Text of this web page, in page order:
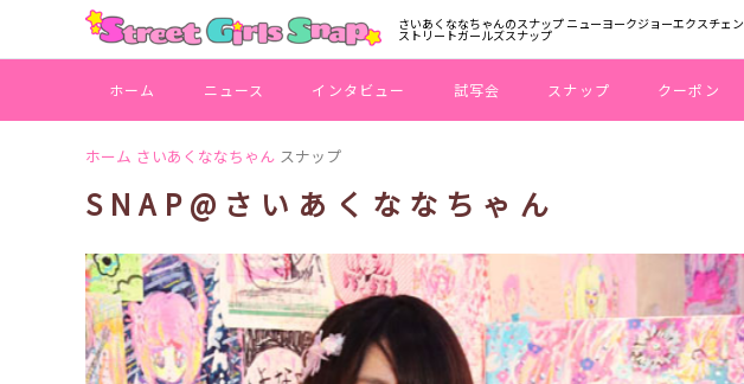
さいあくななちゃんのスナップ ニューヨークジョーエクスチェ
ストリートガールズスナップ
ホーム ニュース インタビュー 試写会 スナップ クーポン
ホーム さいあくななちゃん スナップ
SNAP@さいあくななちゃん